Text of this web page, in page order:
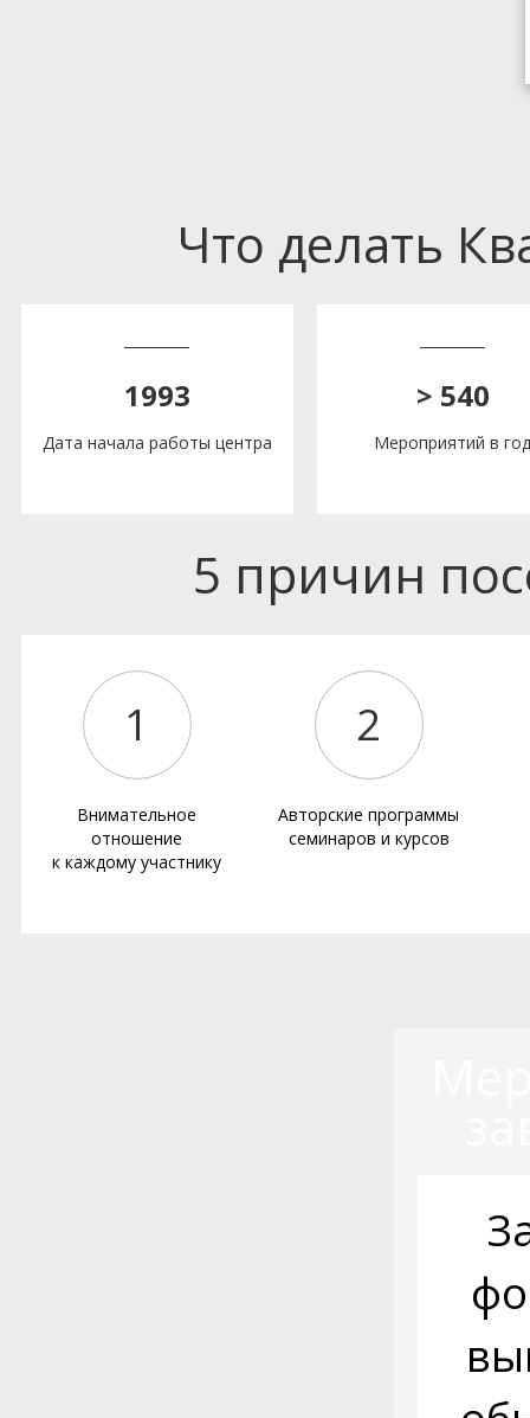
Что делать
1993
Дата начала работы центра
> 540
Мероприятий в год
5 причин
1
Внимательное
отношение
к каждому участнику
2
Авторские программы
семинаров и курсов